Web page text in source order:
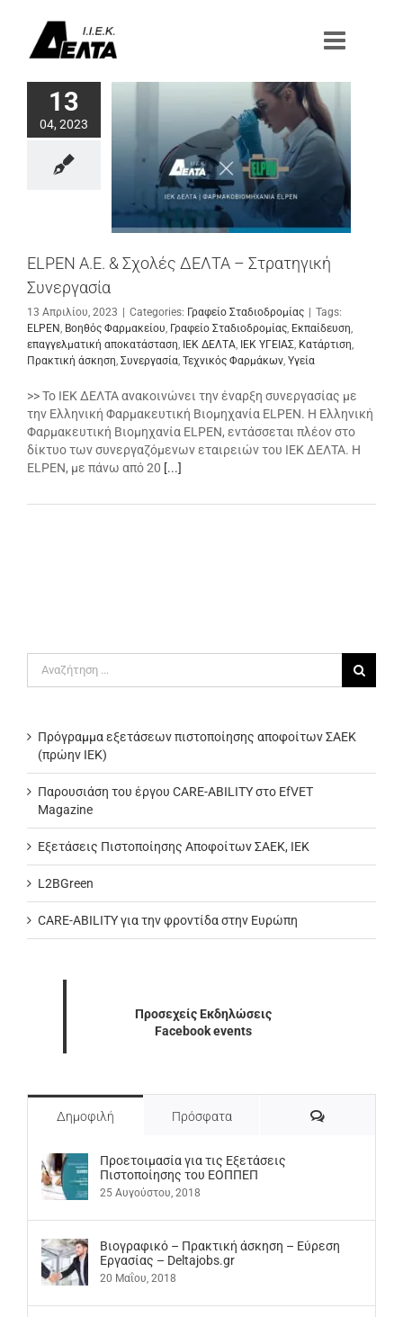
περιεχόμενο
13
04, 2023
ELPEN Α.Ε. & Σχολές ΔΕΛΤΑ – Στρατηγική
Συνεργασία
13 Απριλίου, 2023 | Categories: Γραφείο Σταδιοδρομίας | Tags:
ELPEN Βοηθός Φαρμακείου Γραφείο Σταδιοδρομίας Εκπαίδευση
επαγγελματική αποκατάσταση ΙΕΚ ΔΕΛΤΑ ΙΕΚ ΥΓΕΙΑΣ Κατάρτιση
Πρακτική άσκηση Συνεργασία Τεχνικός Φαρμάκων Υγεία
>> Το ΙΕΚ ΔΕΛΤΑ ανακοινώνει την έναρξη συνεργασίας με
την Ελληνική Φαρμακευτική Βιομηχανία ELPEN. Η Ελληνική
Φαρμακευτική Βιομηχανία ELPEN, εντάσσεται πλέον στο
δίκτυο των συνεργαζόμενων εταιρειών του ΙΕΚ ΔΕΛΤΑ. Η
ELPEN, με πάνω από 20 [...]
Πρόγραμμα εξετάσεων πιστοποίησης αποφοίτων ΣΑΕΚ
(πρώην ΙΕΚ)
Παρουσιάση του έργου CARE-ABILITY στο EfVET
Magazine
Εξετάσεις Πιστοποίησης Αποφοίτων ΣΑΕΚ, ΙΕΚ
L2BGreen
CARE-ABILITY για την φροντίδα στην Ευρώπη
Προσεχείς Εκδηλώσεις
Facebook events
Δημοφιλή Πρόσφατα Σχόλια
Προετοιμασία για τις Εξετάσεις
Πιστοποίησης του ΕΟΠΠΕΠ
25 Αυγούστου, 2018
Βιογραφικό – Πρακτική άσκηση – Εύρεση
Εργασίας – Deltajobs.gr
20 Μαΐου, 2018